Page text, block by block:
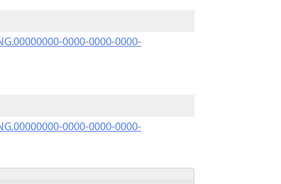
0000-0000-0000-
0000-0000-0000-